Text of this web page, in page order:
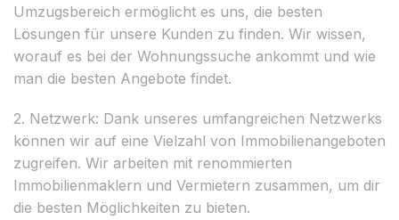
Umzugsbereich ermöglicht es uns, die besten
Lösungen für unsere Kunden zu finden. Wir wissen,
worauf es bei der Wohnungssuche ankommt und wie
man die besten Angebote findet.
2. Netzwerk: Dank unseres umfangreichen Netzwerks
können wir auf eine Vielzahl von Immobilienangeboten
zugreifen. Wir arbeiten mit renommierten
Immobilienmaklern und Vermietern zusammen, um dir
die besten Möglichkeiten zu bieten.